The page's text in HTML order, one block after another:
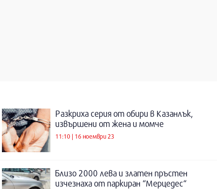
Разкриха серия от обири в Казанлък,
извършени от жена и момче
11:10 | 16 ноември 23
Близо 2000 лева и златен пръстен
изчезнаха от паркиран “Мерцедес“